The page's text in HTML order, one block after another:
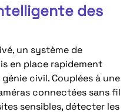
des
un système de
en place rapidement
civil. Couplées à une
connectées sans fil
sensibles, détecter les